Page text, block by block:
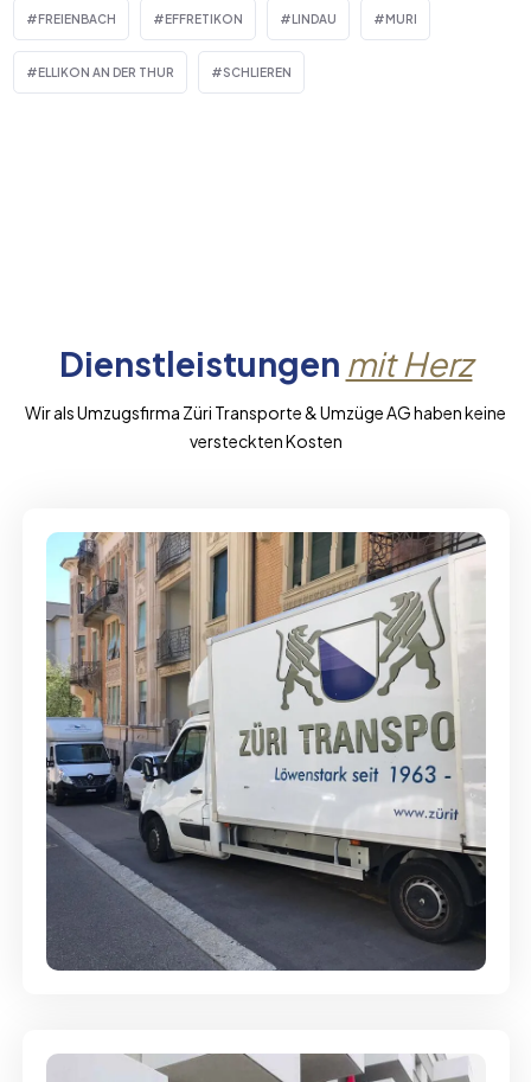
FREIENBACH EFFRETIKON LINDAU MURI
ELLIKON AN DER THUR SCHLIEREN
Dienstleistungen mit Herz
Wir als Umzugsfirma Züri Transporte & Umzüge AG haben keine
versteckten Kosten
Full-Service - Für Privatumzüge